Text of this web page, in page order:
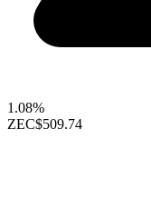
1.08%
ZEC$509.74